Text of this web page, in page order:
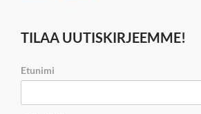
TILAA UUTISKIRJEEMME!
Etunimi